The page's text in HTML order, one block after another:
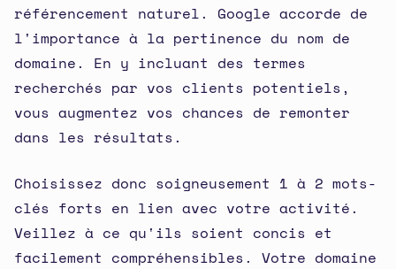
référencement naturel. Google accorde de
l'importance à la pertinence du nom de
domaine. En y incluant des termes
recherchés par vos clients potentiels,
vous augmentez vos chances de remonter
dans les résultats.
Choisissez donc soigneusement 1 à 2 mots-
clés forts en lien avec votre activité.
Veillez à ce qu'ils soient concis et
facilement compréhensibles. Votre domaine